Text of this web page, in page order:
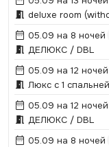
deluxe room
05.09 на 8 ночей
ДЕЛЮКС / DBL
05.09 на 12 ночей
Люкс с 1
05.09 на 12 ночей
ДЕЛЮКС / DBL
05.09 на 8 ночей